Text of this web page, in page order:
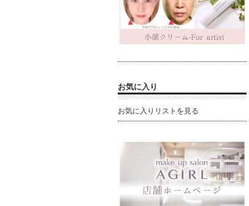
お気に入り
お気に入りリストを見る